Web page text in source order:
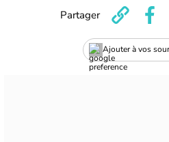
Ajouter à vos
Partager